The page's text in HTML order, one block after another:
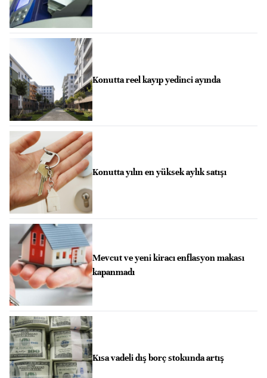
Konutta reel kayıp yedinci ayında
Konutta yılın en yüksek aylık satışı
Mevcut ve yeni kiracı enflasyon makası
kapanmadı
Kısa vadeli dış borç stokunda artış